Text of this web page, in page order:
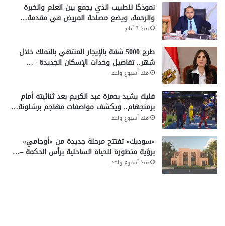
نموذجًا للطبيب الذي يجمع بين العلم والخبرة
والرحمة، ويضع مصلحة المريض في مقدمة…
منذ 7 أيام
طرح 5000 شقة بالإيجار المنتهي بالتملك خلال
شهر.. تفاصيل وحدات الإسكان الجديدة –…
منذ أسبوع واحد
فليك يشيد بحمزة عبد الكريم بعد ثنائيته أمام
برمنجهام.. ويكشف مواصفات مهاجم برشلونة…
منذ أسبوع واحد
«سوديك» تفتتح مرحلة جديدة من «أوجامي»
برؤية متطورة للحياة الساحلية برأس الحكمة –…
منذ أسبوع واحد